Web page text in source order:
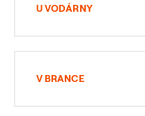
U VODÁRNY
V BRANCE